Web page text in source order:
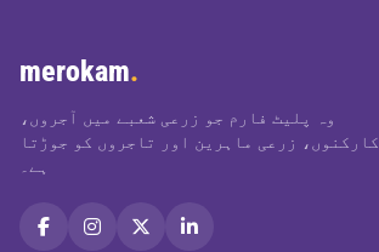
merokam.
وہ پلیٹ فارم جو زرعی شعبے میں آجروں،
کارکنوں، زرعی ماہرین اور تاجروں کو جوڑتا
ہے۔